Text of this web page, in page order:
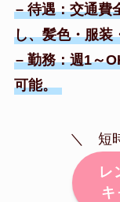
– 待遇：交通費
し、髪色・服装
– 勤務：週1～
可能。
＼ 短
レ
キ